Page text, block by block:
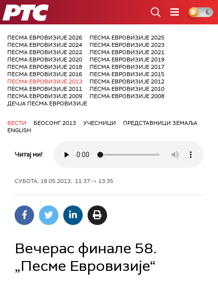
РТС
ПЕСМА ЕВРОВИЗИЈЕ 2026
ПЕСМА ЕВРОВИЗИЈЕ 2025
ПЕСМА ЕВРОВИЗИЈЕ 2024
ПЕСМА ЕВРОВИЗИЈЕ 2023
ПЕСМА ЕВРОВИЗИЈЕ 2022
ПЕСМА ЕВРОВИЗИЈЕ 2021
ПЕСМА ЕВРОВИЗИЈЕ 2020
ПЕСМА ЕВРОВИЗИЈЕ 2019
ПЕСМА ЕВРОВИЗИЈЕ 2018
ПЕСМА ЕВРОВИЗИЈЕ 2017
ПЕСМА ЕВРОВИЗИЈЕ 2016
ПЕСМА ЕВРОВИЗИЈЕ 2015
ПЕСМА ЕВРОВИЗИЈЕ 2013
ПЕСМА ЕВРОВИЗИЈЕ 2012
ПЕСМА ЕВРОВИЗИЈЕ 2011
ПЕСМА ЕВРОВИЗИЈЕ 2010
ПЕСМА ЕВРОВИЗИЈЕ 2009
ПЕСМА ЕВРОВИЗИЈЕ 2008
ДЕЧЈА ПЕСМА ЕВРОВИЗИЈЕ
ВЕСТИ БЕОСОНГ 2013 УЧЕСНИЦИ
ПРЕДСТАВНИЦИ ЗЕМАЉА
ENGLISH
Читај ми!
СУБОТА, 18.05.2013, 11:37 -> 13:35
Вечерас финале 58.
„Песме Евровизије“